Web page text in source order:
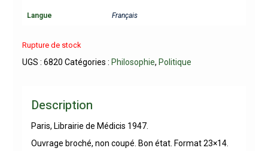
Langue Français
Rupture de stock
UGS : 6820 Catégories : Philosophie, Politique
Description
Paris, Librairie de Médicis 1947.
Ouvrage broché, non coupé. Bon état. Format 23×14.